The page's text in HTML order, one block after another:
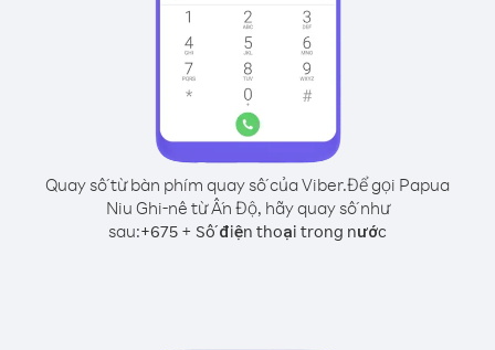
Quay số từ bàn phím quay số của Viber.Để gọi Papua
Niu Ghi-nê từ Ấn Độ, hãy quay số như
sau:+675 + Số điện thoại trong nước